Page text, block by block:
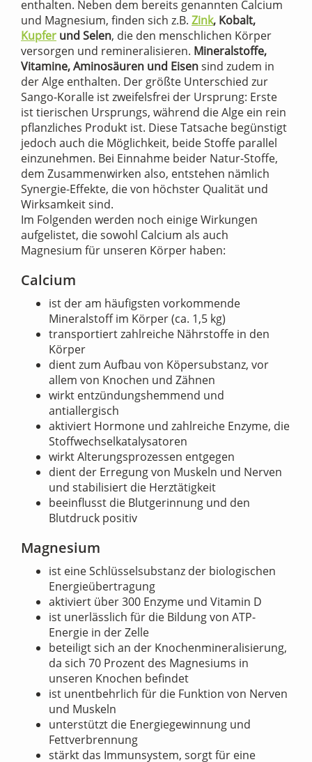
enthalten. Neben dem bereits genannten Calcium
und Magnesium, finden sich z.B. Zink, Kobalt,
Kupfer und Selen, die den menschlichen Körper
versorgen und remineralisieren. Mineralstoffe,
Vitamine, Aminosäuren und Eisensind zudem in
der Alge enthalten. Der größte Unterschied zur
Sango-Koralle ist zweifelsfrei der Ursprung: Erste
ist tierischen Ursprungs, während die Alge ein rein
pflanzliches Produkt ist. Diese Tatsache begünstigt
jedoch auch die Möglichkeit, beide Stoffe parallel
einzunehmen. Bei Einnahme beider Natur-Stoffe,
dem Zusammenwirken also, entstehen nämlich
Synergie-Effekte, die von höchster Qualität und
Wirksamkeit sind.
Im Folgenden werden noch einige Wirkungen
aufgelistet, die sowohl Calcium als auch
Magnesium für unseren Körper haben:
Calcium
ist der am häufigsten vorkommende
Mineralstoff im Körper (ca. 1,5 kg)
transportiert zahlreiche Nährstoffe in den
Körper
dient zum Aufbau von Köpersubstanz, vor
allem von Knochen und Zähnen
wirkt entzündungshemmend und
antiallergisch
aktiviert Hormone und zahlreiche Enzyme, die
Stoffwechselkatalysatoren
wirkt Alterungsprozessen entgegen
dient der Erregung von Muskeln und Nerven
und stabilisiert die Herztätigkeit
beeinflusst die Blutgerinnung und den
Blutdruck positiv
Magnesium
ist eine Schlüsselsubstanz der biologischen
Energieübertragung
aktiviert über 300 Enzyme und Vitamin D
ist unerlässlich für die Bildung von ATP-
Energie in der Zelle
beteiligt sich an der Knochenmineralisierung,
da sich 70 Prozent des Magnesiums in
unseren Knochen befindet
ist unentbehrlich für die Funktion von Nerven
und Muskeln
unterstützt die Energiegewinnung und
Fettverbrennung
stärkt das Immunsystem, sorgt für eine